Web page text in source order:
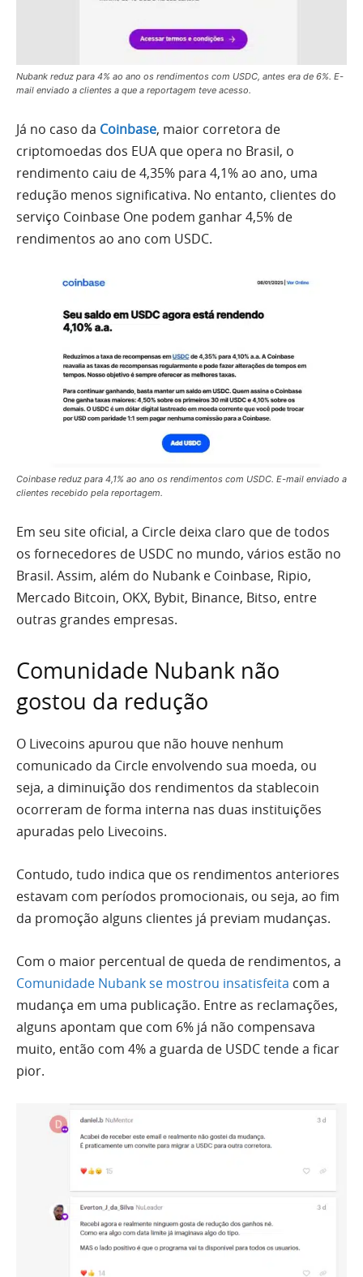
Nubank reduz para 4% ao ano os rendimentos com USDC, antes era de 6%. E-
mail enviado a clientes a que a reportagem teve acesso.
Já no caso da Coinbase, maior corretora de
criptomoedas dos EUA que opera no Brasil, o
rendimento caiu de 4,35% para 4,1% ao ano, uma
redução menos significativa. No entanto, clientes do
serviço Coinbase One podem ganhar 4,5% de
rendimentos ao ano com USDC.
Coinbase reduz para 4,1% ao ano os rendimentos com USDC. E-mail enviado a
clientes recebido pela reportagem.
Em seu site oficial, a Circle deixa claro que de todos
os fornecedores de USDC no mundo, vários estão no
Brasil. Assim, além do Nubank e Coinbase, Ripio,
Mercado Bitcoin, OKX, Bybit, Binance, Bitso, entre
outras grandes empresas.
Comunidade Nubank não
gostou da redução
O Livecoins apurou que não houve nenhum
comunicado da Circle envolvendo sua moeda, ou
seja, a diminuição dos rendimentos da stablecoin
ocorreram de forma interna nas duas instituições
apuradas pelo Livecoins.
Contudo, tudo indica que os rendimentos anteriores
estavam com períodos promocionais, ou seja, ao fim
da promoção alguns clientes já previam mudanças.
Com o maior percentual de queda de rendimentos, a
Comunidade Nubank se mostrou insatisfeita com a
mudança em uma publicação. Entre as reclamações,
alguns apontam que com 6% já não compensava
muito, então com 4% a guarda de USDC tende a ficar
pior.